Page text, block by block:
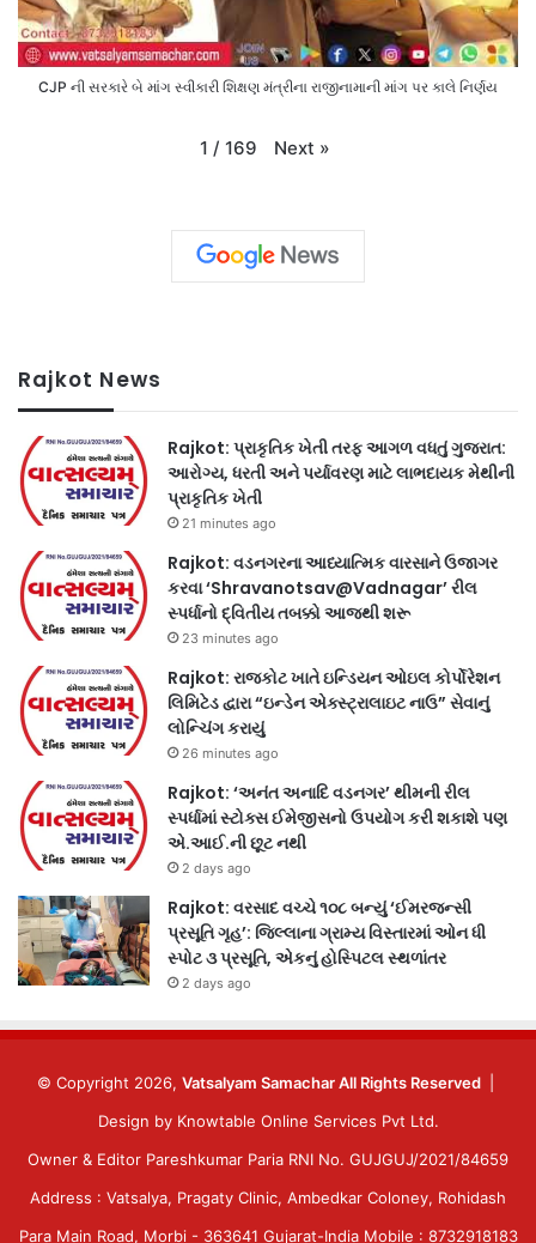
CJP ની સરકારે બે માંગ સ્વીકારી શિક્ષણ મંત્રીના રાજીનામાની માંગ પર કાલે નિર્ણય
1 / 169 Next »
Rajkot News
Rajkot: પ્રાકૃતિક ખેતી તરફ આગળ વધતું ગુજરાત:
આરોગ્ય, ધરતી અને પર્યાવરણ માટે લાભદાયક મેથીની
પ્રાકૃતિક ખેતી
21 minutes ago
Rajkot: વડનગરના આધ્યાત્મિક વારસાને ઉજાગર
કરવા ‘Shravanotsav@Vadnagar’ રીલ
સ્પર્ધાનો દ્વિતીય તબક્કો આજથી શરૂ
23 minutes ago
Rajkot: રાજકોટ ખાતે ઇન્ડિયન ઓઇલ કોર્પોરેશન
લિમિટેડ દ્વારા “ઇન્ડેન એક્સ્ટ્રાલાઇટ નાઉ” સેવાનું
લોન્ચિંગ કરાયું
26 minutes ago
Rajkot: ‘અનંત અનાદિ વડનગર’ થીમની રીલ
સ્પર્ધામાં સ્ટોક્સ ઈમેજીસનો ઉપયોગ કરી શકાશે પણ
એ.આઈ.ની છૂટ નથી
2 days ago
Rajkot: વરસાદ વચ્ચે ૧૦૮ બન્યું ‘ઈમરજન્સી
પ્રસૂતિ ગૃહ’: જિલ્લાના ગ્રામ્ય વિસ્તારમાં ઓન ધી
સ્પોટ ૩ પ્રસૂતિ, એકનું હોસ્પિટલ સ્થળાંતર
2 days ago
© Copyright 2026, Vatsalyam Samachar All Rights Reserved
Design by Knowtable Online Services Pvt Ltd.
Owner & Editor Pareshkumar Paria RNI No. GUJGUJ/2021/84659
Address : Vatsalya, Pragaty Clinic, Ambedkar Coloney, Rohidash
Para Main Road, Morbi - 363641 Gujarat-India Mobile : 8732918183